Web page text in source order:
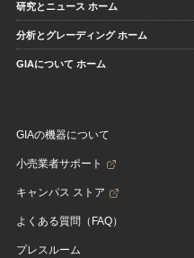
研究とニュース ホーム
分析とグレーディング ホーム
GIAについて ホーム
GIAの機器について
小売業者サポート
キャンパス ストア
よくある質問（FAQ）
プレスルーム